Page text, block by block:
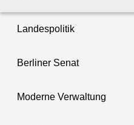
Landespolitik
Berliner Senat
Moderne Verwaltung